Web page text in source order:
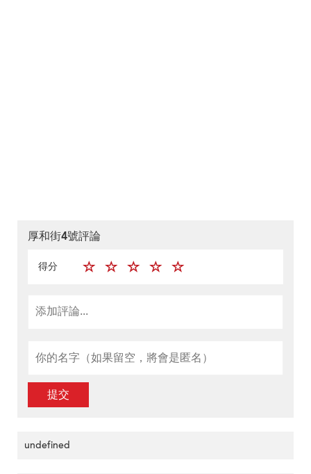
厚和街4號評論
得分
提交
undefined